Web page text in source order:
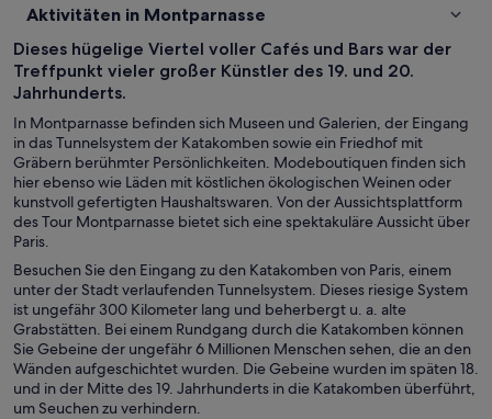
Aktivitäten in Montparnasse
Dieses hügelige Viertel voller Cafés und Bars war der
Treffpunkt vieler großer Künstler des 19. und 20.
Jahrhunderts.
In Montparnasse befinden sich Museen und Galerien, der Eingang
in das Tunnelsystem der Katakomben sowie ein Friedhof mit
Gräbern berühmter Persönlichkeiten. Modeboutiquen finden sich
hier ebenso wie Läden mit köstlichen ökologischen Weinen oder
kunstvoll gefertigten Haushaltswaren. Von der Aussichtsplattform
des Tour Montparnasse bietet sich eine spektakuläre Aussicht über
Paris.
Besuchen Sie den Eingang zu den Katakomben von Paris, einem
unter der Stadt verlaufenden Tunnelsystem. Dieses riesige System
ist ungefähr 300 Kilometer lang und beherbergt u. a. alte
Grabstätten. Bei einem Rundgang durch die Katakomben können
Sie Gebeine der ungefähr 6 Millionen Menschen sehen, die an den
Wänden aufgeschichtet wurden. Die Gebeine wurden im späten 18.
und in der Mitte des 19. Jahrhunderts in die Katakomben überführt,
um Seuchen zu verhindern.